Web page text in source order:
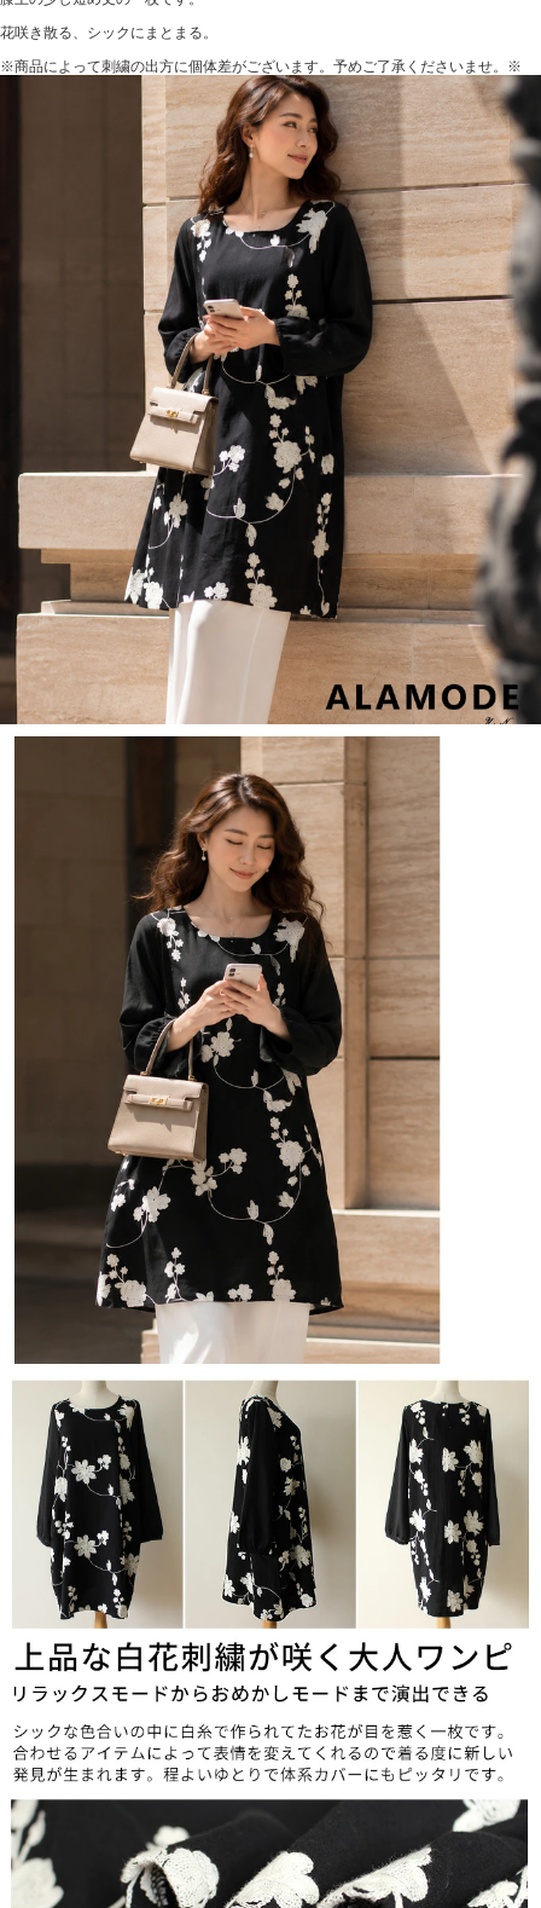
花咲き散る、シックにまとまる。
※商品によって刺繍の出方に個体差がございます。予めご了承くださいませ。※